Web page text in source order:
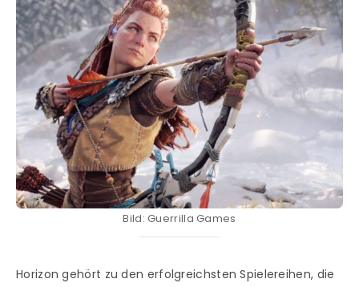
Bild: Guerrilla Games
Horizon gehört zu den erfolgreichsten Spielereihen, die